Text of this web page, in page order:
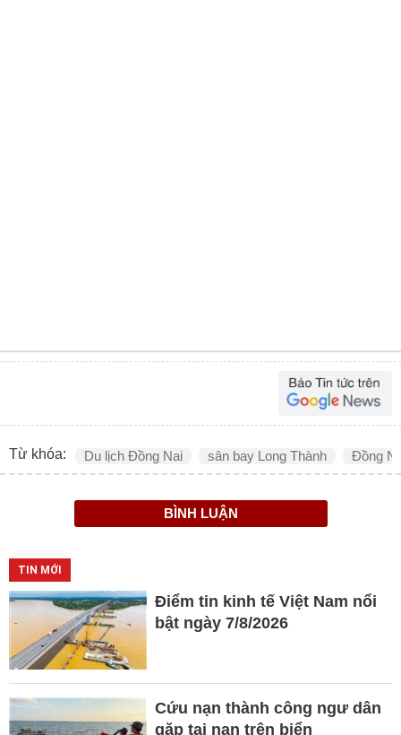
Từ khóa: Du lịch Đồng Nai sân bay Long Thành Đồng
BÌNH LUẬN
TIN MỚI
Điểm tin kinh tế Việt Nam nổi
bật ngày 7/8/2026
Cứu nạn thành công ngư dân
gặp tai nạn trên biển